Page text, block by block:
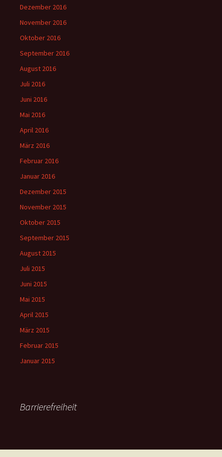
Dezember 2016
November 2016
Oktober 2016
September 2016
August 2016
Juli 2016
Juni 2016
Mai 2016
April 2016
März 2016
Februar 2016
Januar 2016
Dezember 2015
November 2015
Oktober 2015
September 2015
August 2015
Juli 2015
Juni 2015
Mai 2015
April 2015
März 2015
Februar 2015
Januar 2015
Barrierefreiheit